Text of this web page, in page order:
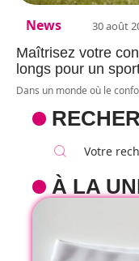
News 30 août
Maîtrisez votre
longs pour un
Dans un monde où le
À LA